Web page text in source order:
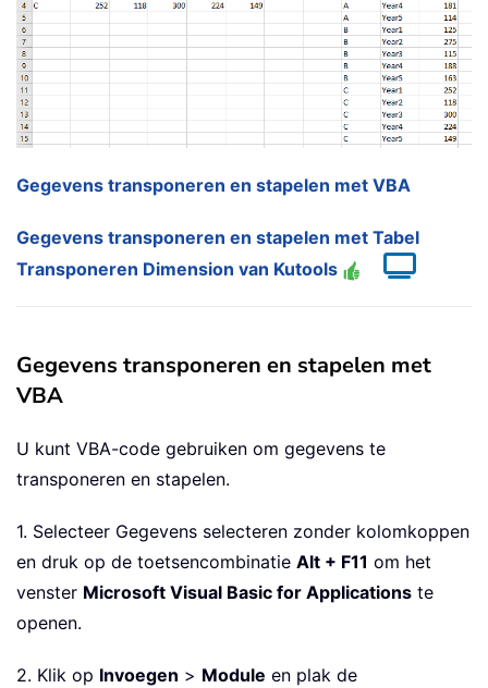
Gegevens transponeren en stapelen met VBA
Gegevens transponeren en stapelen met Tabel
Transponeren Dimension van Kutools
Gegevens transponeren en stapelen met
VBA
U kunt VBA-code gebruiken om gegevens te
transponeren en stapelen.
1. Selecteer Gegevens selecteren zonder kolomkoppen
en druk op de toetsencombinatie Alt + F11 om het
venster Microsoft Visual Basic for Applications te
openen.
2. Klik op Invoegen > Module en plak de